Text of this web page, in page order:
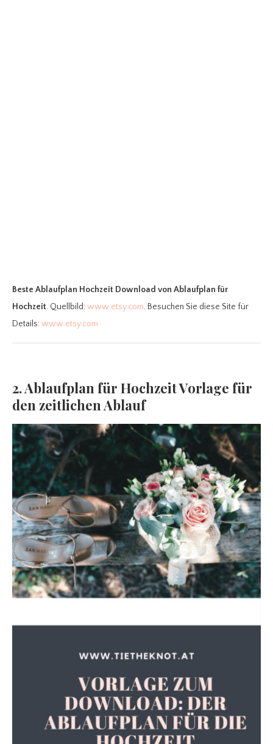
Beste Ablaufplan Hochzeit Download von Ablaufplan für
Hochzeit. Quellbild:www.etsy.com. Besuchen Sie diese Site für
Details:www.etsy.com
2. Ablaufplan für Hochzeit Vorlage für
den zeitlichen Ablauf